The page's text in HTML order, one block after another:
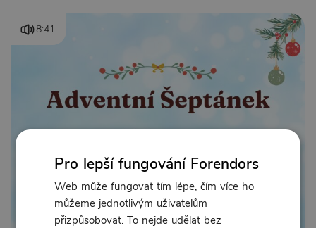
8:41
Pro lepší fungování Forendors
Web může fungovat tím lépe, čím více ho
můžeme jednotlivým uživatelům
přizpůsobovat. To nejde udělat bez